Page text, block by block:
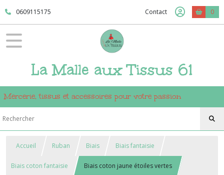
0609115175 Contact 0
La Malle aux Tissus 61
Mercerie, tissus et accessoires pour votre passion
Accueil Ruban Biais Biais fantaisie
Biais coton fantaisie Biais coton jaune étoiles vertes